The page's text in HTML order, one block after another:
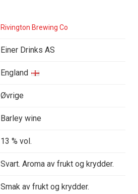
Rivington Brewing Co
Einer Drinks AS
England
Øvrige
Barley wine
13 % vol.
Svart. Aroma av frukt og krydder.
Smak av frukt og krydder.